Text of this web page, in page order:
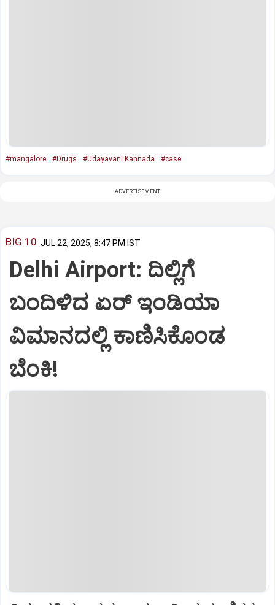
#mangalore #Drugs #Udayavani Kannada #case
ADVERTISEMENT
BIG 10 JUL 22, 2025, 8:47 PM IST
Delhi Airport: ದಿಲ್ಲಿಗೆ
ಬಂದಿಳಿದ ಏರ್‌ ಇಂಡಿಯಾ
ವಿಮಾನದಲ್ಲಿ ಕಾಣಿಸಿಕೊಂಡ
ಬೆಂಕಿ!